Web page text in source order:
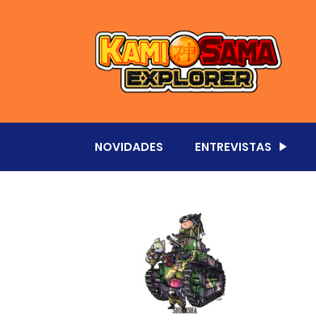
NOVIDADES ENTREVISTAS